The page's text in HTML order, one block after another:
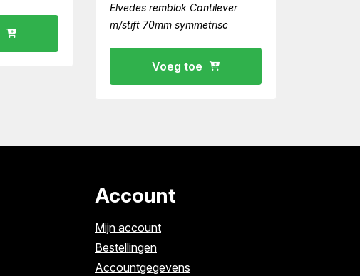
Elvedes remblok Cantilever
m/stift 70mm symmetrisc
Voeg toe
Account
Mijn account
Bestellingen
Accountgegevens